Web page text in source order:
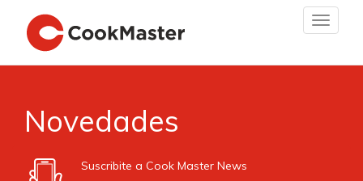
Toggle
Novedades
Suscribite a Cook Master News